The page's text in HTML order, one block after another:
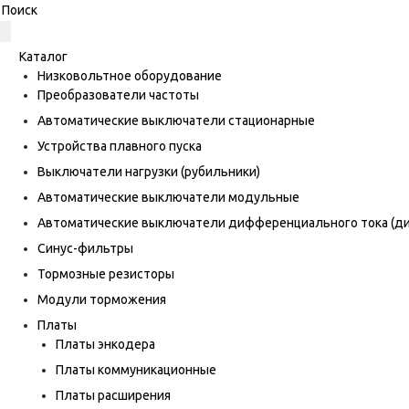
Каталог
Низковольтное оборудование
Преобразователи частоты
Автоматические выключатели стационарные
Устройства плавного пуска
Выключатели нагрузки (рубильники)
Автоматические выключатели модульные
Автоматические выключатели дифференциального тока
Синус-фильтры
Тормозные резисторы
Модули торможения
Платы
Платы энкодера
Платы коммуникационные
Платы расширения